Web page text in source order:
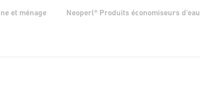
et ménage Neoperl® Produits économiseurs d'eau